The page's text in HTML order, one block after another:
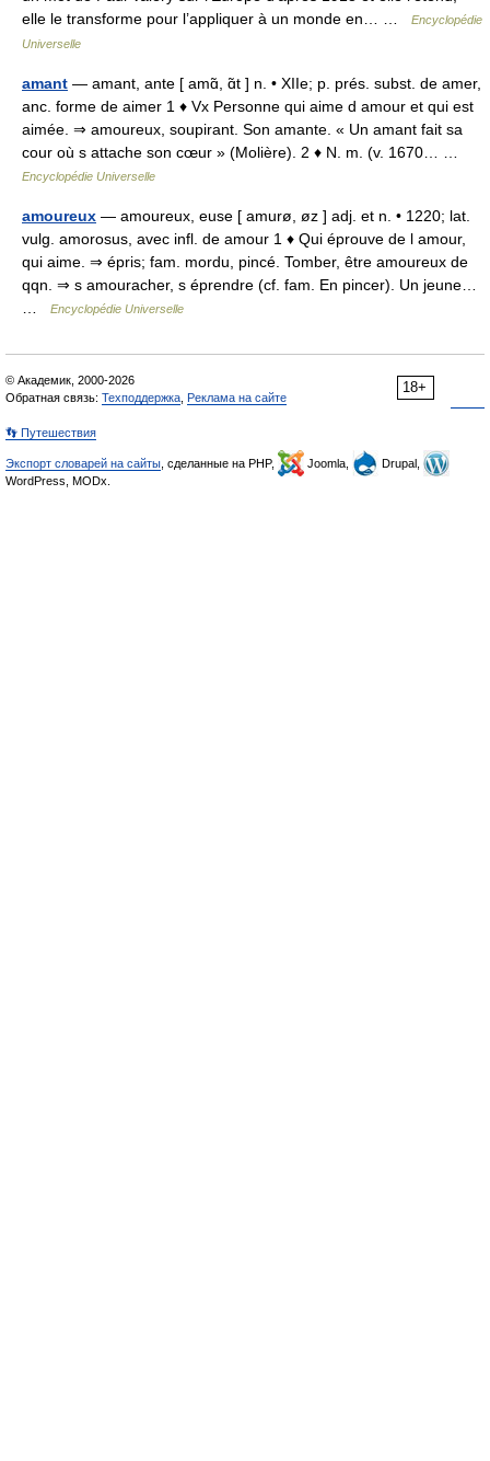
elle le transforme pour l’appliquer à un monde en… …
Encyclopédie
Universelle
amant — amant, ante [ amɑ̃, ɑ̃t ] n. • XIIe; p. prés. subst. de amer,
anc. forme de aimer 1 ♦ Vx Personne qui aime d amour et qui est
aimée. ⇒ amoureux, soupirant. Son amante. « Un amant fait sa
cour où s attache son cœur » (Molière). 2 ♦ N. m. (v. 1670… …
Encyclopédie Universelle
amoureux — amoureux, euse [ amurø, øz ] adj. et n. • 1220; lat.
vulg. amorosus, avec infl. de amour 1 ♦ Qui éprouve de l amour,
qui aime. ⇒ épris; fam. mordu, pincé. Tomber, être amoureux de
qqn. ⇒ s amouracher, s éprendre (cf. fam. En pincer). Un jeune…
…
Encyclopédie Universelle
18+
© Академик, 2000-2026
Обратная связь: Техподдержка Реклама на сайте
👣 Путешествия
Экспорт словарей на сайты , сделанные на PHP, Joomla,
Drupal,
WordPress, MODx.